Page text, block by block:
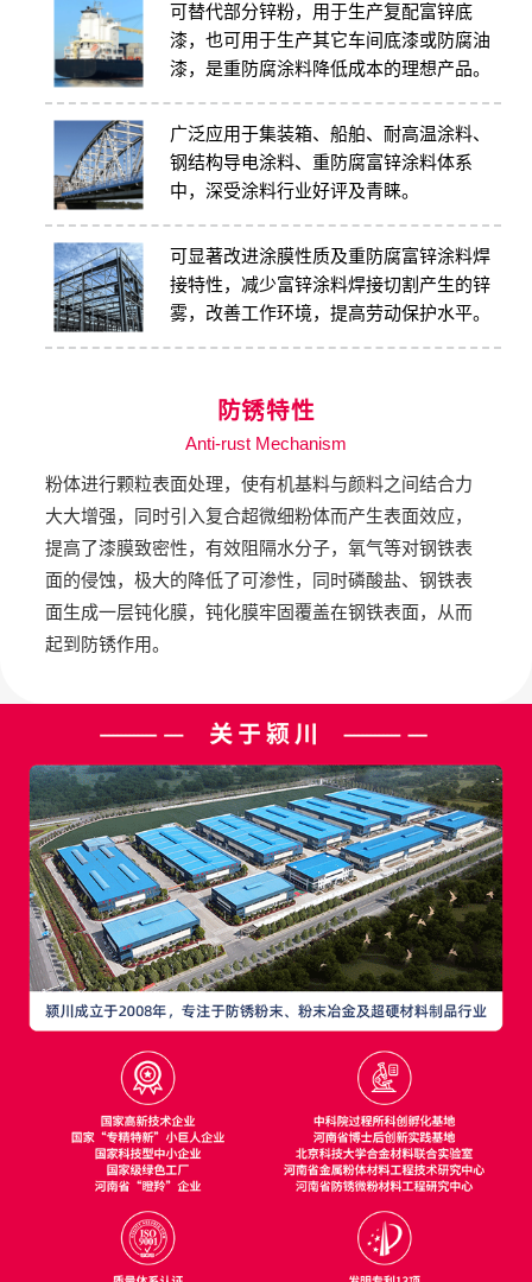
可替代部分锌粉，⽤于⽣产复配富锌底
漆，也可⽤于⽣产其它⻋间底漆或防腐油
漆，是重防腐涂料降低成本的理想产品。
⼴泛应⽤于集装箱、船舶、耐⾼温涂料、
钢结构导电涂料、重防腐富锌涂料体系
中，深受涂料⾏业好评及⻘睐。
可显著改进涂膜性质及重防腐富锌涂料焊
接特性，减少富锌涂料焊接切割产生的锌
雾，改善工作环境，提高劳动保护水平。
防锈特性
Anti-rust Mechanism
粉体进⾏颗粒表⾯处理，使有机基料与颜料之间结合⼒
⼤⼤增强，同时引⼊复合超微细粉体⽽产⽣表⾯效应，
提⾼了漆膜致密性，有效阻隔⽔分⼦，氧⽓等对钢铁表
⾯的侵蚀，极⼤的降低了可渗性，同时磷酸盐、钢铁表
⾯⽣成⼀层钝化膜，钝化膜牢固覆盖在钢铁表⾯，从⽽
起到防锈作⽤。